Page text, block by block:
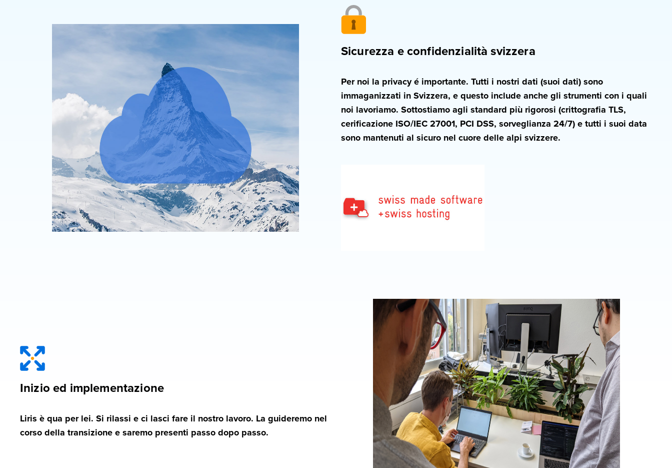
Sicurezza e confidenzialità svizzera
Per noi la privacy é importante. Tutti i nostri dati (suoi dati) sono
immaganizzati in Svizzera, e questo include anche gli strumenti con i quali
noi lavoriamo. Sottostiamo agli standard più rigorosi (crittografia TLS,
cerificazione ISO/IEC 27001, PCI DSS, sorveglianza 24/7) e tutti i suoi data
sono mantenuti al sicuro nel cuore delle alpi svizzere.
Inizio ed implementazione
Liris è qua per lei. Si rilassi e ci lasci fare il nostro lavoro. La guideremo nel
corso della transizione e saremo presenti passo dopo passo.